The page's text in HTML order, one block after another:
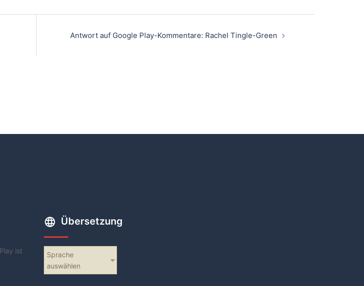
Antwort auf Google Play-Kommentare: Rachel Tingle-Green
ist
Übersetzung
Sprache
auswählen